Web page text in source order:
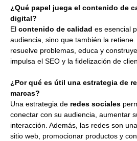
¿Qué papel juega el contenido de
digital?
El contenido de calidad es esencial
audiencia, sino que también la
resuelve problemas, educa y
impulsa el SEO y la fidelización de
¿Por qué es útil una estrategia de
marcas?
Una estrategia de redes sociales
conectar con su audiencia, aumentar
interacción. Además, las redes son
sitio web, promocionar productos y